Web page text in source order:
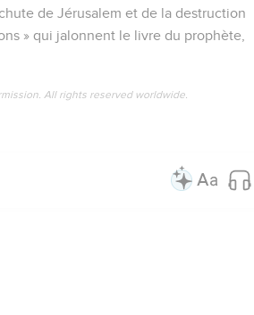
de Jérusalem et de la destruction
» qui jalonnent le livre du prophète,
All rights reserved worldwide.